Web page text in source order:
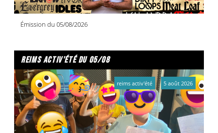
Émission du 05/08/2026
reims activ'été du 05/08
reims activ'été 5 août 2026